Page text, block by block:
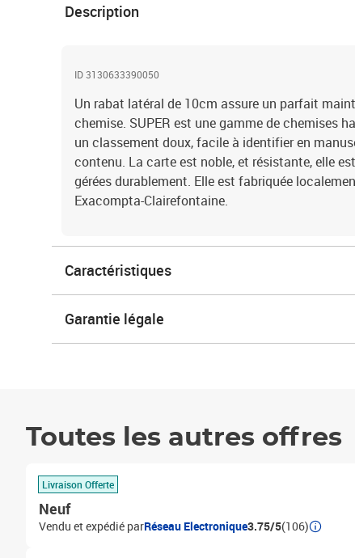
Description
ID 3130633390050
Un rabat latéral de 10cm assure un parfait
chemise. SUPER est une gamme de chemises
un classement doux, facile à identifier en
contenu. La carte est noble, et résistante, elle
gérées durablement. Elle est fabriquée
Exacompta-Clairefontaine.
Caractéristiques
Garantie légale
Toutes les autres offres
Livraison Offerte
Neuf
Vendu et expédié parRéseau Electronique3.75/5(106)